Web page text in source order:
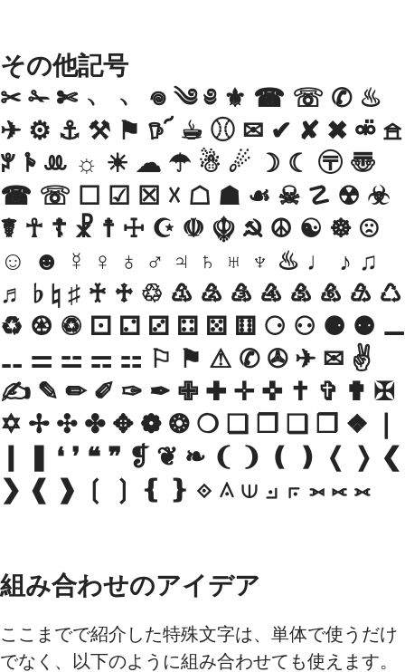
その他記号
✂ ✁ ✄ ﹅ ﹆ 𖦹 ༄ ༅ ⚜ ☎︎ ☏ ✆ ♨︎
✈︎ ⚙︎ ⚓︎ ⚒︎ ⚑ 𖠚՜ ☕︎ ⚾︎ ✉︎ ✔︎ ✘ ✖︎ ⚮̈ 𖠿
ꐕ 𖠱 ꔛ ☼ ☀ ☁ ☂ ☃ ☄ ☽ ☾ 〶 〠
☎ ☏ ☐ ☑ ☒ ☓ ☖ ☗ ☙ ☠ ☡ ☢ ☣
☤ ☥ ☦ ☧ ☨ ☩ ☪ ☫ ☬ ☭ ☮ ☯ ☸ ☹
☺ ☻ ☿ ♀ ♁ ♂ ♃ ♄ ♅ ♆ ♨ ♩ ♪ ♫
♬ ♭ ♮ ♯ ♰ ♱ ♲ ♳ ♴ ♵ ♶ ♷ ♸ ♹ ♺
♻ ♼ ♽ ⚀ ⚁ ⚂ ⚃ ⚄ ⚅ ⚆ ⚇ ⚈ ⚉ ⚊
⚋ ⚌ ⚍ ⚎ ⚏ ⚐ ⚑ ⚠ ✆ ✇ ✈ ✉ ✌
✍ ✎ ✏ ✐ ✑ ✒ ✙ ✚ ✛ ✜ ✝ ✞ ✟ ✠
✡ ✢ ✣ ✤ ✥ ❁ ❂ ❍ ❏ ❐ ❑ ❒ ❖ ❘
❙ ❚ ❛ ❜ ❝ ❞ ❡ ❦ ❧ ❨ ❩ ❪ ❫ ❬ ❭ ❮
❯ ❰ ❱ ❲ ❳ ❴ ❵ ⟐ ⟑ ⟒ ⟓ ⟔ ⟕ ⟖ ⟗
組み合わせのアイデア
ここまでで紹介した特殊文字は、単体で使うだけ
でなく、以下のように組み合わせても使えます。